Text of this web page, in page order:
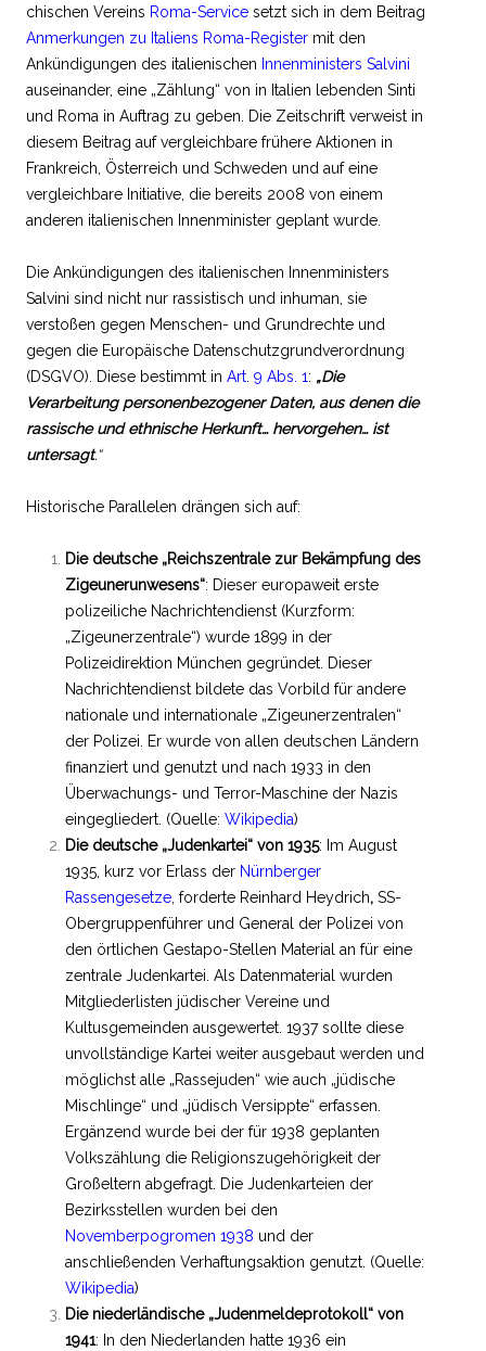
chi­schen Vereins Roma-Service setzt sich in dem Beitrag
Anmerkungen zu Italiens Roma-Register mit den
Ankündigungen des italienischen Innenministers Salvini
auseinander, eine „Zählung“ von in Italien lebenden Sinti
und Roma in Auftrag zu geben. Die Zeitschrift verweist in
diesem Beitrag auf vergleichbare frühere Aktionen in
Frankreich, Österreich und Schweden und auf eine
vergleichbare Initiative, die bereits 2008 von einem
anderen italienischen Innenminister geplant wurde.
Die Ankündigungen des italienischen Innenministers
Salvini sind nicht nur rassistisch und inhuman, sie
verstoßen gegen Menschen- und Grundrechte und
gegen die Europäische Datenschutzgrundverordnung
(DSGVO). Diese bestimmt in Art. 9 Abs. 1: „Die
Verarbeitung personenbezogener Daten, aus denen die
rassische und ethnische Herkunft… hervorgehen… ist
untersagt.“
Historische Parallelen drängen sich auf:
Die deutsche „Reichszentrale zur Bekämpfung des
Zigeunerunwesens“: Dieser europaweit erste
polizeiliche Nachrichtendienst (Kurzform:
„Zigeunerzentrale“) wurde 1899 in der
Polizeidirektion München gegründet. Dieser
Nachrichtendienst bildete das Vorbild für andere
nationale und internationale „Zigeunerzentralen“
der Polizei. Er wurde von allen deutschen Ländern
finanziert und genutzt und nach 1933 in den
Überwachungs- und Terror-Maschine der Nazis
eingegliedert. (Quelle: Wikipedia)
Die deutsche „Judenkartei“ von 1935: Im August
1935, kurz vor Erlass der Nürnberger
Rassengesetze , forderte Reinhard Heydrich, SS-
Obergruppenführer und General der Polizei von
den örtlichen Gestapo-Stellen Material an für eine
zentrale Judenkartei. Als Datenmaterial wurden
Mitgliederlisten jüdischer Vereine und
Kultusgemeinden ausgewertet. 1937 sollte diese
unvollständige Kartei weiter ausgebaut werden und
möglichst alle „Rassejuden“ wie auch „jüdische
Mischlinge“ und „jüdisch Versippte“ erfassen.
Ergänzend wurde bei der für 1938 geplanten
Volkszählung die Religionszugehörigkeit der
Großeltern abgefragt. Die Judenkarteien der
Bezirksstellen wurden bei den
Novemberpogromen 1938 und der
anschließenden Verhaftungsaktion genutzt. (Quelle:
Wikipedia)
Die niederländische „Judenmeldeprotokoll“ von
1941: In den Niederlanden hatte 1936 ein